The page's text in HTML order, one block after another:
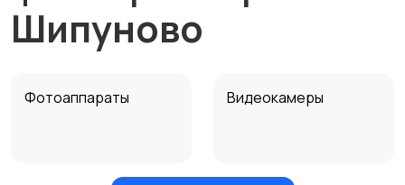
Шипуново
Фотоаппараты Видеокамеры